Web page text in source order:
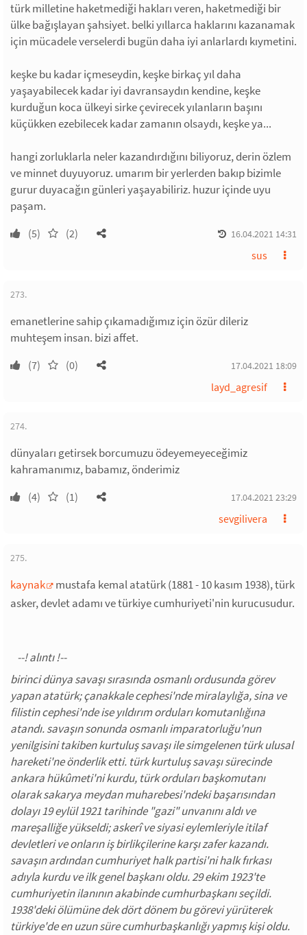
türk milletine haketmediği hakları veren, haketmediği bir
ülke bağışlayan şahsiyet. belki yıllarca haklarını kazanamak
için mücadele verselerdi bugün daha iyi anlarlardı kıymetini.
keşke bu kadar içmeseydin, keşke birkaç yıl daha
yaşayabilecek kadar iyi davransaydın kendine, keşke
kurduğun koca ülkeyi sirke çevirecek yılanların başını
küçükken ezebilecek kadar zamanın olsaydı, keşke ya...
hangi zorluklarla neler kazandırdığını biliyoruz, derin özlem
ve minnet duyuyoruz. umarım bir yerlerden bakıp bizimle
gurur duyacağın günleri yaşayabiliriz. huzur içinde uyu
paşam.
(5) (2) 16.04.2021 14:31
sus
273.
emanetlerine sahip çıkamadığımız için özür dileriz
muhteşem insan. bizi affet.
(7) (0) 17.04.2021 18:09
layd_agresif
274.
dünyaları getirsek borcumuzu ödeyemeyeceğimiz
kahramanımız, babamız, önderimiz
(4) (1) 17.04.2021 23:29
sevgilivera
275.
kaynak
mustafa kemal atatürk (1881 - 10 kasım 1938), türk
asker, devlet adamı ve türkiye cumhuriyeti'nin kurucusudur.
birinci dünya savaşı sırasında osmanlı ordusunda görev
yapan atatürk; çanakkale cephesi'nde miralaylığa, sina ve
filistin cephesi'nde ise yıldırım orduları komutanlığına
atandı. savaşın sonunda osmanlı imparatorluğu'nun
yenilgisini takiben kurtuluş savaşı ile simgelenen türk ulusal
hareketi'ne önderlik etti. türk kurtuluş savaşı sürecinde
ankara hükûmeti'ni kurdu, türk orduları başkomutanı
olarak sakarya meydan muharebesi'ndeki başarısından
dolayı 19 eylül 1921 tarihinde "gazi" unvanını aldı ve
mareşalliğe yükseldi; askerî ve siyasi eylemleriyle itilaf
devletleri ve onların iş birlikçilerine karşı zafer kazandı.
savaşın ardından cumhuriyet halk partisi'ni halk fırkası
adıyla kurdu ve ilk genel başkanı oldu. 29 ekim 1923'te
cumhuriyetin ilanının akabinde cumhurbaşkanı seçildi.
1938'deki ölümüne dek dört dönem bu görevi yürüterek
türkiye'de en uzun süre cumhurbaşkanlığı yapmış kişi oldu.